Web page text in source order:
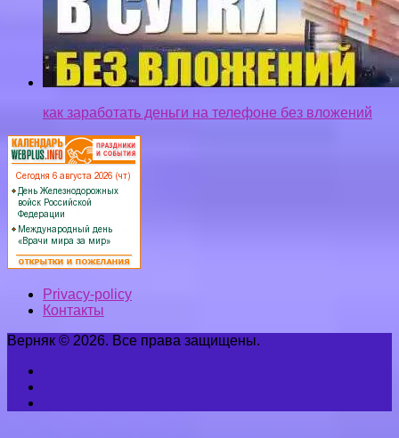
как заработать деньги на телефоне без вложений
Privacy-policy
Контакты
Верняк © 2026. Все права защищены.